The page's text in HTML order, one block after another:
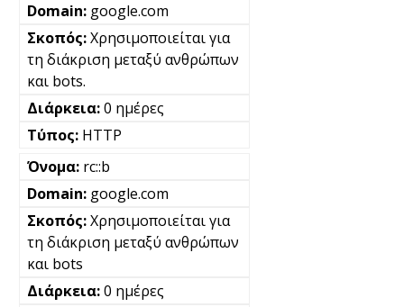
google.com
Χρησιμοποιείται για
τη διάκριση μεταξύ ανθρώπων
και bots.
0 ημέρες
HTTP
rc::b
google.com
Χρησιμοποιείται για
τη διάκριση μεταξύ ανθρώπων
και bots
0 ημέρες